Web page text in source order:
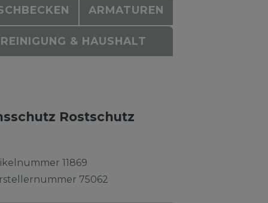
ARMATUREN
REINIGUNG & HAUSHALT
Rostschutz
11869
75062